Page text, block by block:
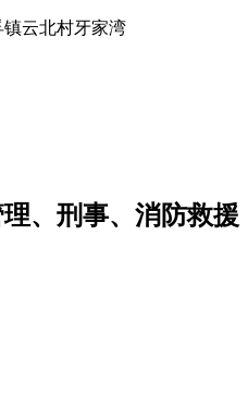
云北村牙家湾
、刑事、消防救援